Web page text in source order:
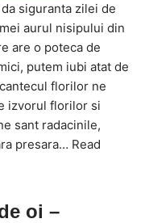
siguranta zilei de
aurul nisipului din
are o poteca de
putem iubi atat de
florilor ne
izvorul florilor si
sant radacinile,
presara… Read
oi –